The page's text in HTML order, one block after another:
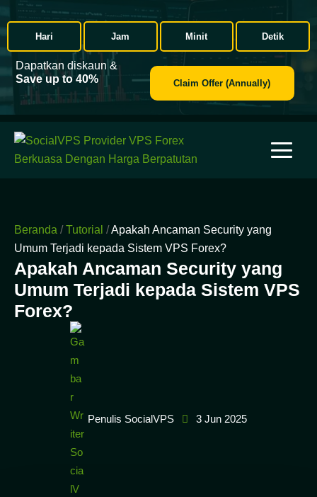
Hari Jam Minit Detik
Dapatkan diskaun &
Save up to 40%
Claim Offer (Annually)
Beranda / Tutorial /Apakah Ancaman Security yang
Umum Terjadi kepada Sistem VPS Forex?
Apakah Ancaman Security yang
Umum Terjadi kepada Sistem VPS
Forex?
Penulis SocialVPS 3 Jun 2025